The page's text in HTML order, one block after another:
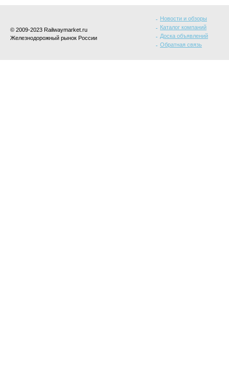
© 2009-2023 Railwaymarket.ru
Железнодорожный рынок России
Новости и обзоры
Каталог компаний
Доска объявлений
Обратная связь